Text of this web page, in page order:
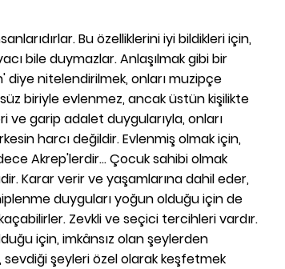
Bu özelliklerini iyi bildikleri için,
bile duymazlar. Anlaşılmak gibi bir
diye nitelendirilmek, onları muzipçe
biriyle evlenmez, ancak üstün kişilikte
ve garip adalet duygularıyla, onları
harcı değildir. Evlenmiş olmak için,
Akrep'lerdir... Çocuk sahibi olmak
Karar verir ve yaşamlarına dahil eder,
duyguları yoğun olduğu için de
Zevkli ve seçici tercihleri vardır.
için, imkânsız olan şeylerden
sevdiği şeyleri özel olarak keşfetmek